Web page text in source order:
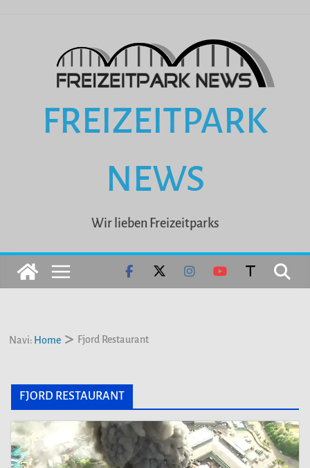
FREIZEITPARK
NEWS
Wir lieben Freizeitparks
Navi: Home Fjord Restaurant
FJORD RESTAURANT